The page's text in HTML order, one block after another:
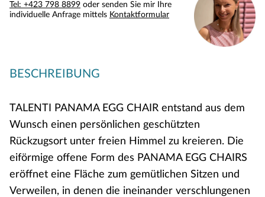
Tel: +423 798 8899 oder senden Sie mir Ihre
individuelle Anfrage mittels Kontaktformular
BESCHREIBUNG
TALENTI PANAMA EGG CHAIR entstand aus dem
Wunsch einen persönlichen geschützten
Rückzugsort unter freien Himmel zu kreieren. Die
eiförmige offene Form des PANAMA EGG CHAIRS
eröffnet eine Fläche zum gemütlichen Sitzen und
Verweilen, in denen die ineinander verschlungenen